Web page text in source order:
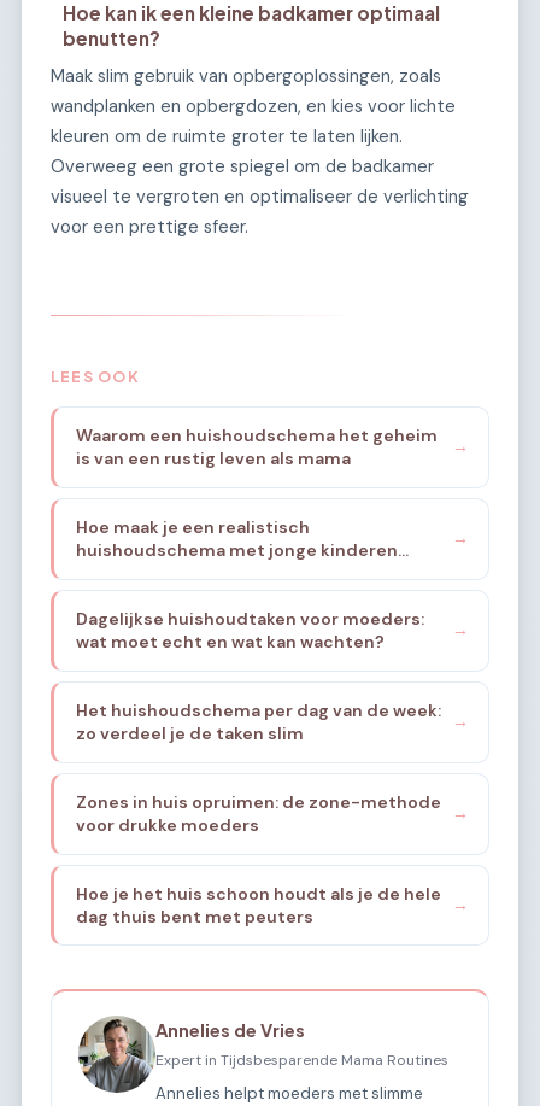
Hoe kan ik een kleine badkamer optimaal
benutten?
Maak slim gebruik van opbergoplossingen, zoals
wandplanken en opbergdozen, en kies voor lichte
kleuren om de ruimte groter te laten lijken.
Overweeg een grote spiegel om de badkamer
visueel te vergroten en optimaliseer de verlichting
voor een prettige sfeer.
LEES OOK
Waarom een huishoudschema het geheim
is van een rustig leven als mama
→
Hoe maak je een realistisch
huishoudschema met jonge kinderen
→
Dagelijkse huishoudtaken voor moeders:
wat moet echt en wat kan wachten?
→
Het huishoudschema per dag van de week:
zo verdeel je de taken slim
→
Zones in huis opruimen: de zone-methode
voor drukke moeders
→
Hoe je het huis schoon houdt als je de hele
dag thuis bent met peuters
→
Annelies de Vries
Expert in Tijdsbesparende Mama Routines
Annelies helpt moeders met slimme